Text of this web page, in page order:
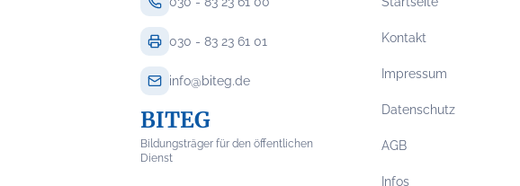
030 - 83 23 61 01
info@biteg.de
BITEG
Bildungsträger für den öffentlichen
Dienst
Kontakt
Impressum
Datenschutz
AGB
Infos